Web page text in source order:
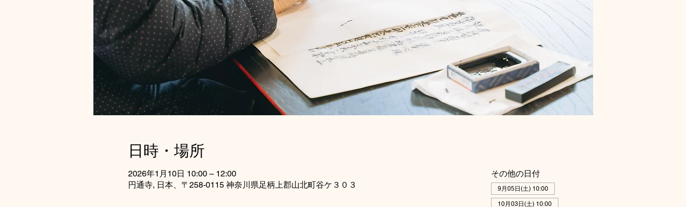
日時・場所
2026年1月10日 10:00 – 12:00
円通寺, 日本、〒258-0115 神奈川県足柄上郡山北町谷ケ３０３
その他の日付
9月05日(土) 10:00
10月03日(土) 10:00